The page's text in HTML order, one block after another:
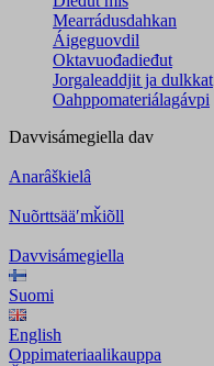
Mearrádusdahkan
Áigeguovdil
Oktavuođadieđut
Jorgaleaddjit ja dulkkat
Oahppomateriálagávpi
Davvisámegiella dav
Anarâškielâ
Nuõrttsääʹmǩiõll
Davvisámegiella
Suomi
English
Oppimateriaalikauppa